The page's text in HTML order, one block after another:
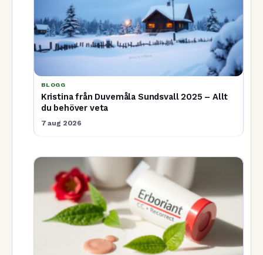
BLOGG
Kristina från Duvemåla Sundsvall 2025 – Allt
du behöver veta
7 aug 2026